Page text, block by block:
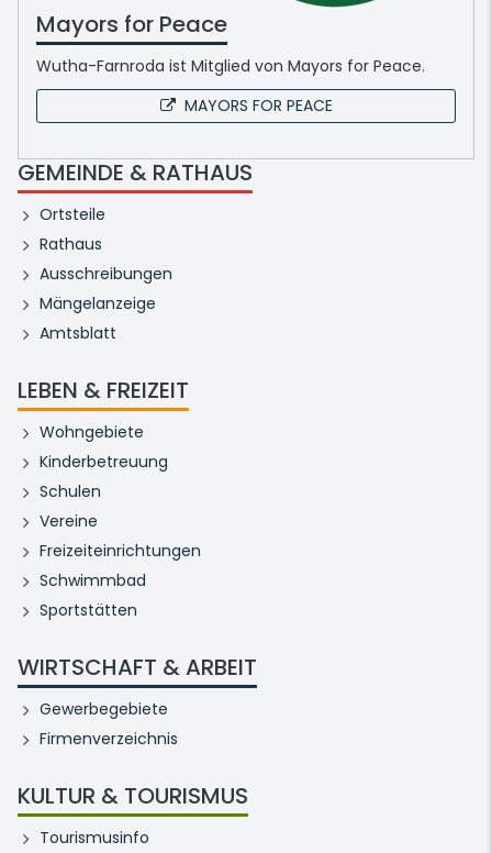
Mayors for Peace
Wutha-Farnroda ist Mitglied von Mayors for Peace.
MAYORS FOR PEACE
GEMEINDE & RATHAUS
Ortsteile
Rathaus
Ausschreibungen
Mängelanzeige
Amtsblatt
LEBEN & FREIZEIT
Wohngebiete
Kinderbetreuung
Schulen
Vereine
Freizeiteinrichtungen
Schwimmbad
Sportstätten
WIRTSCHAFT & ARBEIT
Gewerbegebiete
Firmenverzeichnis
KULTUR & TOURISMUS
Tourismusinfo